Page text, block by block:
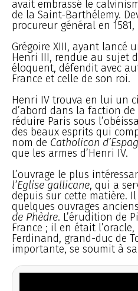
avait embrassé le
de la Saint-Barthélemy.
procureur général en
Grégoire XIII, ayant lancé
Henri III, rendue au sujet
éloquent, défendit avec
France et celle de son roi.
Henri IV trouva en lui un
d’abord dans la faction
réduire Paris sous
des beaux esprits qui
nom de Catholicon
que les armes d’Henri IV.
L’ouvrage le plus
l’Eglise gallicane, qui a
depuis sur cette matière.
quelques ouvrages
de Phèdre. L’érudition de
France ; il en était
Ferdinand, grand-duc de
importante, se soumit à